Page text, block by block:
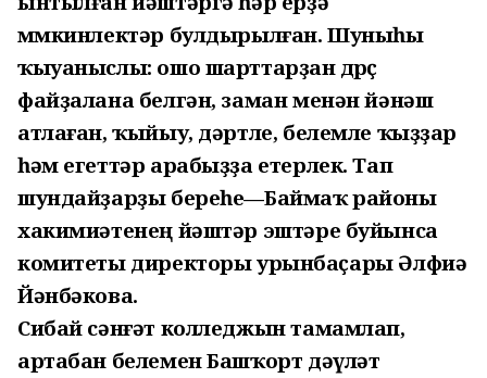
мөмкинлектәр булдырылған. Шуныһы
ҡыуаныслы: ошо шарттарҙан дөрөҫ
файҙалана белгән, заман менән йәнәш
атлаған, ҡыйыу, дәртле, белемле ҡыҙҙар
һәм егеттәр арабыҙҙа етерлек. Тап
шундайҙарҙы береһе—Баймаҡ районы
хакимиәтенең йәштәр эштәре буйынса
комитеты директоры урынбаҫары Әлфиә
Йәнбәкова.
Сибай сәнғәт колледжын тамамлап,
артабан белемен Башҡорт дәүләт